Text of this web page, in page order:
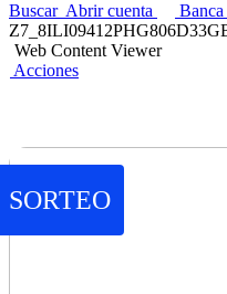
Buscar Abrir cuenta
Web Content Viewer
Acciones
SORTEO